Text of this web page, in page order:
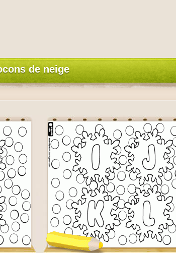
de neige